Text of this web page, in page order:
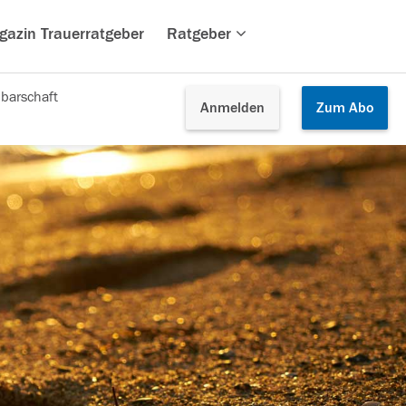
Trauerratgeber Ratgeber
Anmelden Zum Abo